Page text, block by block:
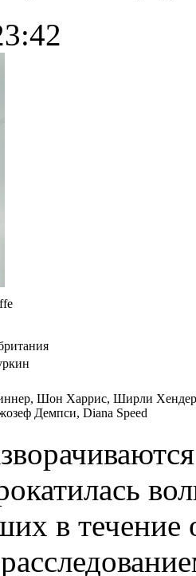
Шон Харрис, Ширли
Демпси, Diana Speed
в течение